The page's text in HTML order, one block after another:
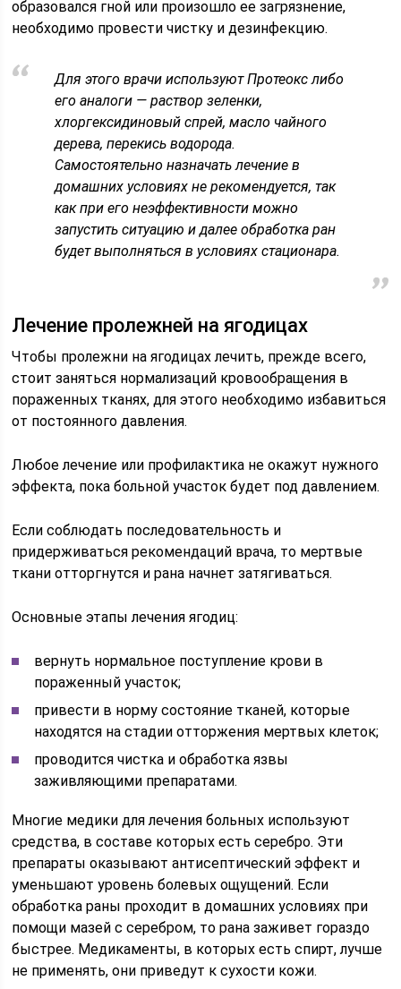
образовался гной или произошло ее загрязнение,
необходимо провести чистку и дезинфекцию.
Для этого врачи используют Протеокс либо
его аналоги — раствор зеленки,
хлоргексидиновый спрей, масло чайного
дерева, перекись водорода.
Самостоятельно назначать лечение в
домашних условиях не рекомендуется, так
как при его неэффективности можно
запустить ситуацию и далее обработка ран
будет выполняться в условиях стационара.
Лечение пролежней на ягодицах
Чтобы пролежни на ягодицах лечить, прежде всего,
стоит заняться нормализаций кровообращения в
пораженных тканях, для этого необходимо избавиться
от постоянного давления.
Любое лечение или профилактика не окажут нужного
эффекта, пока больной участок будет под давлением.
Если соблюдать последовательность и
придерживаться рекомендаций врача, то мертвые
ткани отторгнутся и рана начнет затягиваться.
Основные этапы лечения ягодиц:
вернуть нормальное поступление крови в
пораженный участок;
привести в норму состояние тканей, которые
находятся на стадии отторжения мертвых клеток;
проводится чистка и обработка язвы
заживляющими препаратами.
Многие медики для лечения больных используют
средства, в составе которых есть серебро. Эти
препараты оказывают антисептический эффект и
уменьшают уровень болевых ощущений. Если
обработка раны проходит в домашних условиях при
помощи мазей с серебром, то рана заживет гораздо
быстрее. Медикаменты, в которых есть спирт, лучше
не применять, они приведут к сухости кожи.